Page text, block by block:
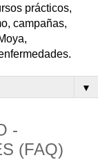
prácticos,
campañas,
▼
-
(FAQ)